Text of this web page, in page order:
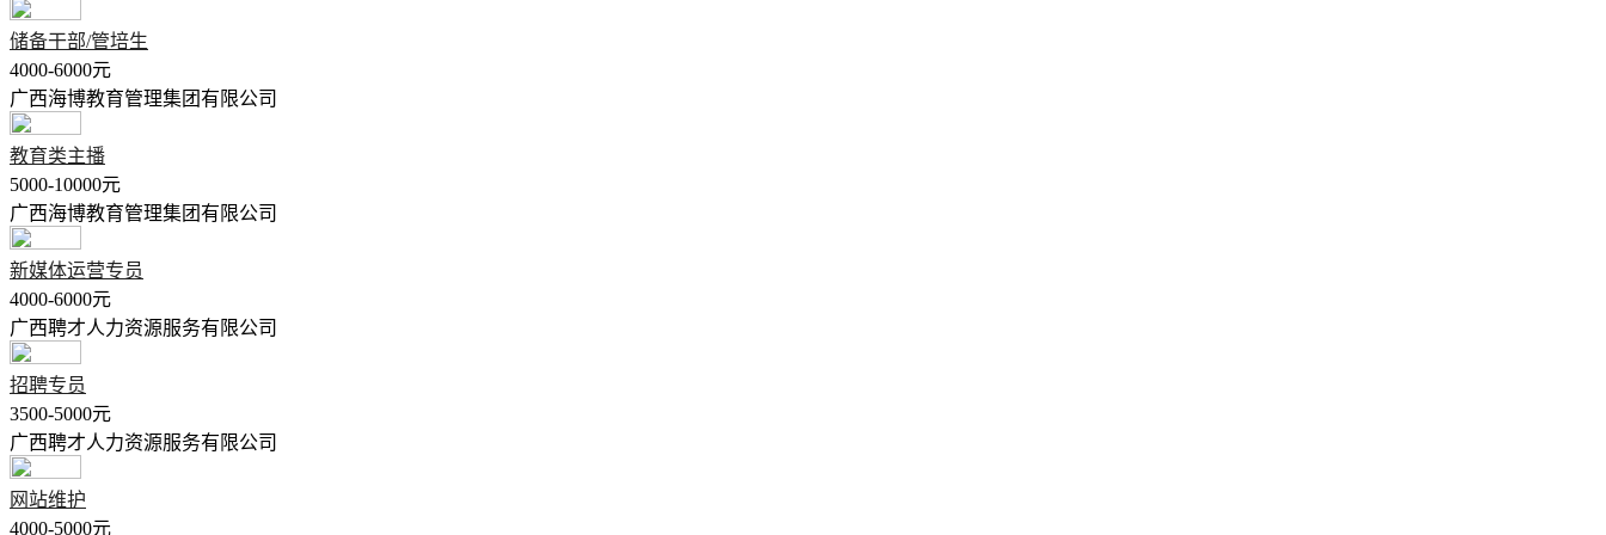
储备干部/管培生
4000-6000元
广西海博教育管理集团有限公司
教育类主播
5000-10000元
广西海博教育管理集团有限公司
新媒体运营专员
4000-6000元
广西聘才人力资源服务有限公司
招聘专员
3500-5000元
广西聘才人力资源服务有限公司
网站维护
4000-5000元